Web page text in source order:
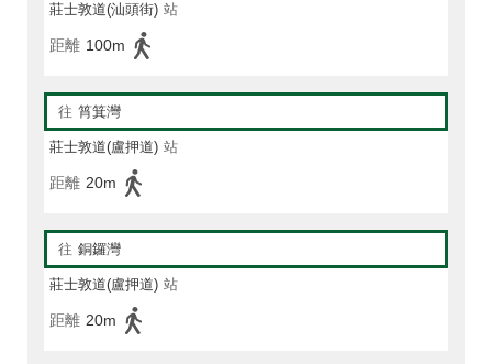
莊士敦道(汕頭街) 站
距離 100m
往 筲箕灣
莊士敦道(盧押道) 站
距離 20m
往 銅鑼灣
莊士敦道(盧押道) 站
距離 20m